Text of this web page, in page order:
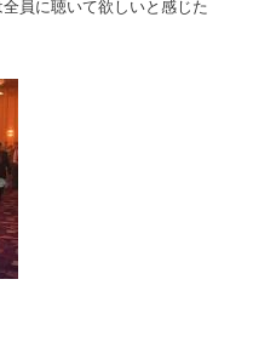
員に聴いて欲しいと感じた